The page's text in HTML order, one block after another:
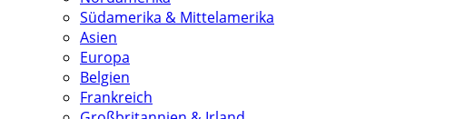
Südamerika & Mittelamerika
Asien
Europa
Belgien
Frankreich